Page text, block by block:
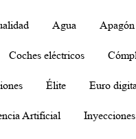
Agua Apagón
Coches eléctricos
Élite Euro
Artificial Inyecciones